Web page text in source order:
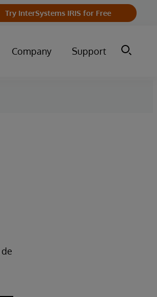
Try InterSystems IRIS for Free
Company Support